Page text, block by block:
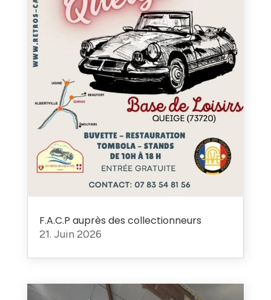
F.A.C.P auprès des collectionneurs
21. Juin 2026